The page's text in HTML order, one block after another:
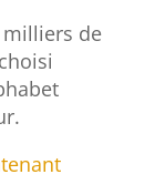
milliers de